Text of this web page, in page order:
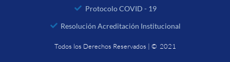
Protocolo COVID - 19
Resolución Acreditación Institucional
Todos los Derechos Reservados | © 2021